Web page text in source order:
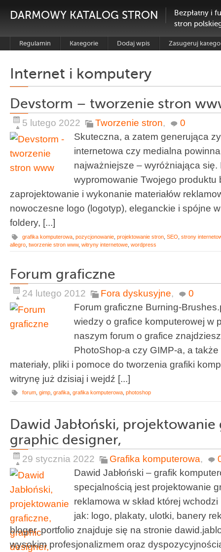
DARMOWY KATALOG STRON
Bezpłatny i
stron
Regulamin Kategorie Dodaj wpis Zasugeruj
Internet i komputery
Devstorm – tworzenie stron
5 lutego 2022 Tworzenie stron,
0
Skuteczna, a zatem generująca
internetowa czy medialna
najważniejsze – wyróżniająca
wypromowanie Twojego produktu
zaprojektowanie i wykonanie materiałów
nowoczesne logo (logotyp), eleganckie i spójne
foldery, [...]
grafika komputerowa pozycjonowanie projektowanie stron SEO strony
allegro tworzenie stron www, witryny internetowe wordpress
Forum graficzne
24 lutego 2012 Fora dyskusyjne,
0
Forum graficzne Burning-
wiedzy o grafice komputerowej w
naszym forum o grafice
PhotoShop-a czy GIMP-a, a
materiały, pliki i pomoce do tworzenia grafiki
witrynę już dzisiaj i wejdź [...]
forum gimp grafika grafika komputerowa photoshop
Dawid Jabłoński, projektowanie
graphic designer,
29 stycznia 2022 Grafika komputerowa,
Dawid Jabłoński – grafik
specjalnością jest projektowanie
reklamowa w skład której
jak: logo, plakaty, ulotki, banery
bloger, portfolio znajduje się na stronie
wysokim profesjonalizmem oraz